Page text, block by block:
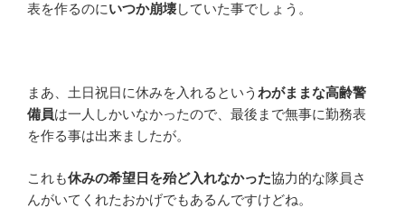
表を作るのにいつか崩壊していた事でしょう。
まあ、土日祝日に休みを入れるという わがままな高齢警
備員は一人しかいなかったので、最後まで無事に勤務表
を作る事は出来ましたが。
これも休みの希望日を殆ど入れなかった協力的な隊員さ
んがいてくれたおかげでもあるんですけどね。